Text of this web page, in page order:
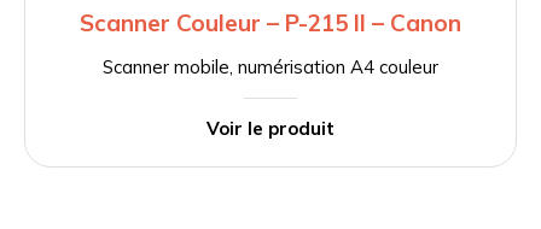
Scanner Couleur – P-215 II – Canon
Scanner mobile, numérisation A4 couleur
Voir le produit